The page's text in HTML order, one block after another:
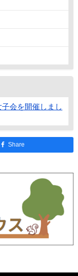
会を開催しまし
Share